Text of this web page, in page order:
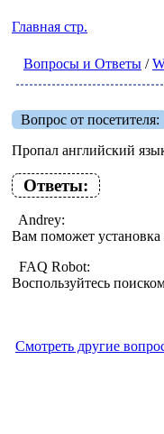
Главная стр.
Вопросы и Ответы /
Вопрос от посетителя:
Пропал английский
Ответы:
Andrey:
Вам поможет
FAQ Robot:
Воспользуйтесь
Смотреть другие